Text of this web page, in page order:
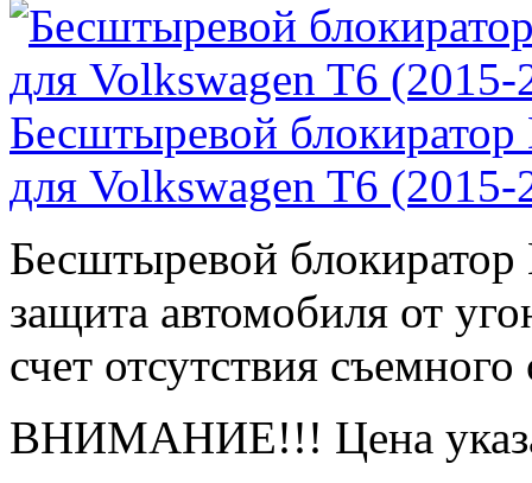
Бесштыревой
для Volkswagen T6
Бесштыревой
защита автомобиля от
счет отсутствия съемного
ВНИМАНИЕ!!! Цена